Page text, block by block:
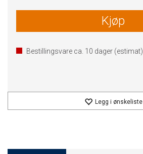
Kjøp
Bestillingsvare ca. 10 dager (estimat)
Legg i ønskeliste